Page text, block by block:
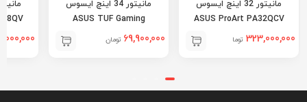
مانیتور 32 اینچ ایسوس
ASUS ProArt PA32QCV
323,000,000 تومان
مانیتور 34 اینچ ایسوس
ASUS TUF Gaming
VG34VQ3B69,900,000 تومان